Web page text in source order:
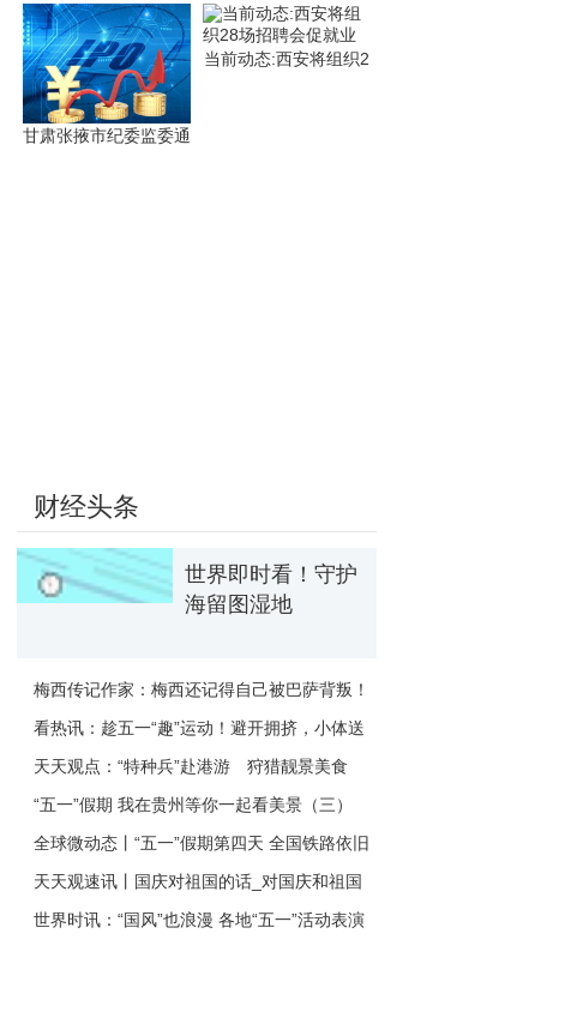
甘肃张掖市纪委监委通
当前动态:西安将组织2
财经头条
世界即时看！守护
海留图湿地
梅西传记作家：梅西还记得自己被巴萨背叛！
他不会回
看热讯：趁五一“趣”运动！避开拥挤，小体送
上8条
天天观点：“特种兵”赴港游 狩猎靓景美食
“五一”假期 我在贵州等你一起看美景（三）
全球微动态丨“五一”假期第四天 全国铁路依旧
保持
天天观速讯丨国庆对祖国的话_对国庆和祖国
的赞美文
世界时讯：“国风”也浪漫 各地“五一”活动表演